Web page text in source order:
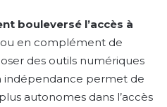
bouleversé l’accès à
en complément de
des outils numériques
indépendance permet de
autonomes dans l’accès